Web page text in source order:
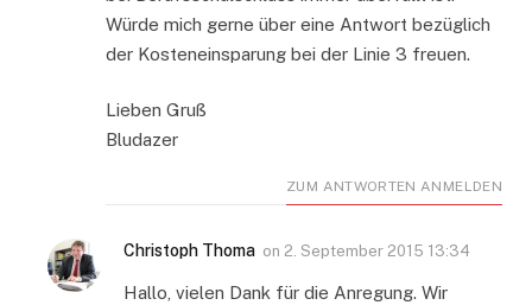
Würde mich gerne über eine Antwort bezüglich
der Kosteneinsparung bei der Linie 3 freuen.
Lieben Gruß
Bludazer
ZUM ANTWORTEN ANMELDEN
Christoph Thoma on 2. September 2015 13:34
Hallo, vielen Dank für die Anregung. Wir